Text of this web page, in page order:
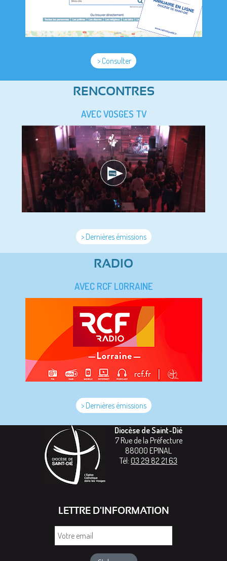
> Consulter
RENCONTRES
AVEC VOSGES TV
> Dernières émissions
RADIO
AVEC RCF LORRAINE
> Dernières émissions
Diocèse de Saint-Dié
7 Rue de la Préfecture
88000 EPINAL
Tél: 03 29 82 21 63
LETTRE D'INFORMATION